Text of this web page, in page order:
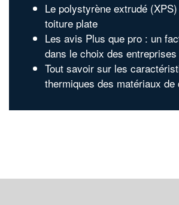
Le polystyrène extrudé
toiture plate
Les avis Plus que pro : un
dans le choix des entreprises
Tout savoir sur les
thermiques des matériaux